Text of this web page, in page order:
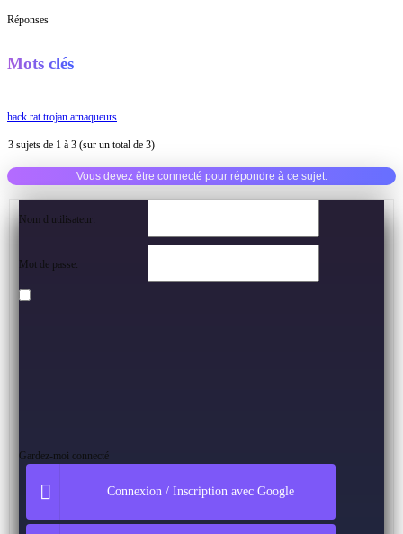
Réponses
Mots clés
hack rat trojan arnaqueurs
3 sujets de 1 à 3 (sur un total de 3)
Vous devez être connecté pour répondre à ce sujet.
Nom d utilisateur:
Mot de passe:
Gardez-moi connecté
Connexion / Inscription avec Google